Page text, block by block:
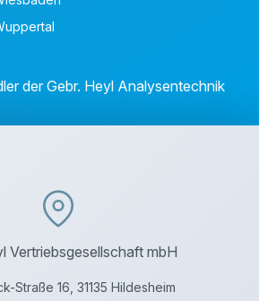
der Gebr. Heyl Analysentechnik
Vertriebsgesellschaft mbH
Straße 16, 31135 Hildesheim